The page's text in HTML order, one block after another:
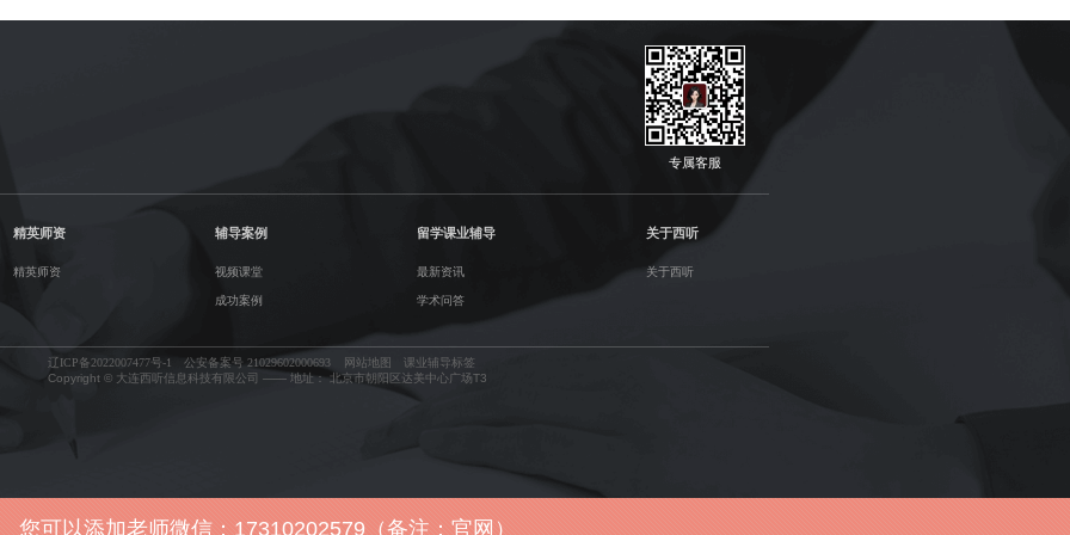
您可以添加老师微信：17310202579（备注：官网）
专属客服
精英师资
精英师资
辅导案例
视频课堂
成功案例
留学课业辅导
最新资讯
学术问答
关于西听
关于西听
辽ICP备2022007477号-1 公安备案号 21029602000693 网站地图
课业辅导标签
Copyright © 大连西听信息科技有限公司 —— 地址： 北京市朝阳区达美中心广场T3